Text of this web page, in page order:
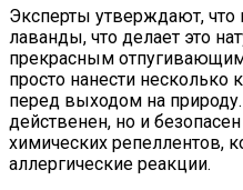
Эксперты утверждают, что
лаванды, что делает это
прекрасным отпугивающим
просто нанести несколько
перед выходом на природу.
действенен, но и
химических репеллентов,
аллергические реакции.